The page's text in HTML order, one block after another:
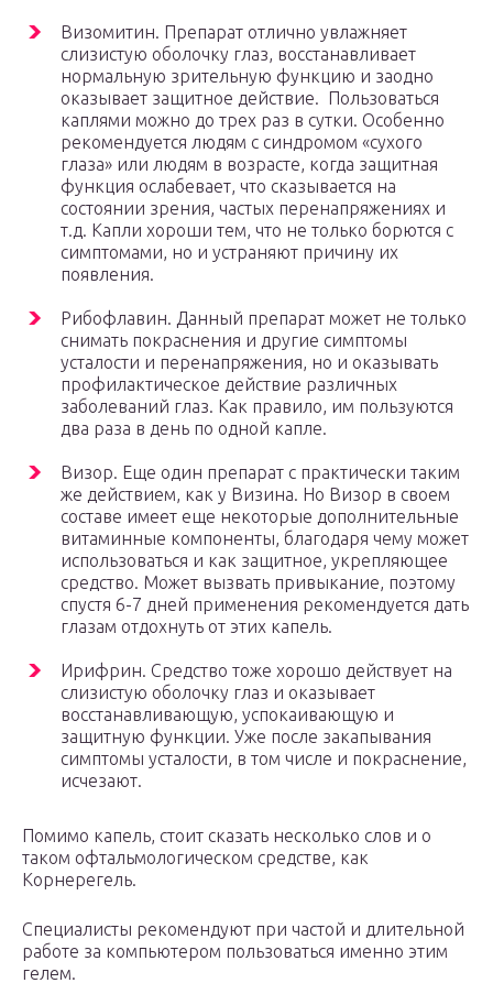
Визомитин. Препарат отлично увлажняет
слизистую оболочку глаз, восстанавливает
нормальную зрительную функцию и заодно
оказывает защитное действие. Пользоваться
каплями можно до трех раз в сутки. Особенно
рекомендуется людям с синдромом «сухого
глаза» или людям в возрасте, когда защитная
функция ослабевает, что сказывается на
состоянии зрения, частых перенапряжениях и
т.д. Капли хороши тем, что не только борются с
симптомами, но и устраняют причину их
появления.
Рибофлавин. Данный препарат может не только
снимать покраснения и другие симптомы
усталости и перенапряжения, но и оказывать
профилактическое действие различных
заболеваний глаз. Как правило, им пользуются
два раза в день по одной капле.
Визор. Еще один препарат с практически таким
же действием, как у Визина. Но Визор в своем
составе имеет еще некоторые дополнительные
витаминные компоненты, благодаря чему может
использоваться и как защитное, укрепляющее
средство. Может вызвать привыкание, поэтому
спустя 6-7 дней применения рекомендуется дать
глазам отдохнуть от этих капель.
Ирифрин. Средство тоже хорошо действует на
слизистую оболочку глаз и оказывает
восстанавливающую, успокаивающую и
защитную функции. Уже после закапывания
симптомы усталости, в том числе и покраснение,
исчезают.
Помимо капель, стоит сказать несколько слов и о
таком офтальмологическом средстве, как
Корнерегель.
Специалисты рекомендуют при частой и длительной
работе за компьютером пользоваться именно этим
гелем.